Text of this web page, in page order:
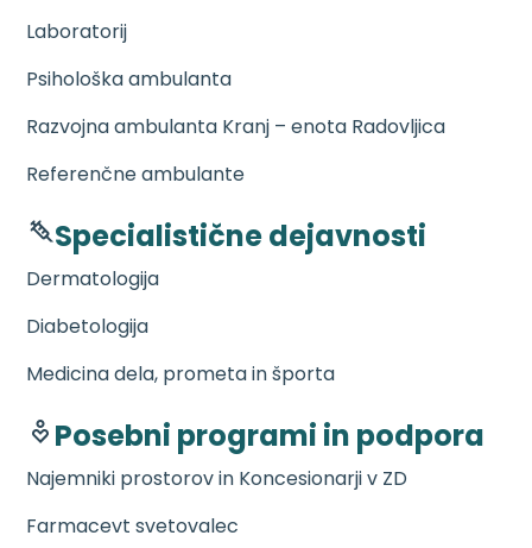
Laboratorij
Psihološka ambulanta
Razvojna ambulanta Kranj – enota Radovljica
Referenčne ambulante
Specialistične dejavnosti
Dermatologija
Diabetologija
Medicina dela, prometa in športa
Posebni programi in podpora
Najemniki prostorov in Koncesionarji v ZD
Farmacevt svetovalec